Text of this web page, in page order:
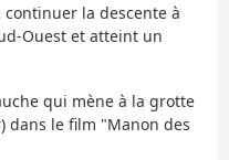
la descente à
Ouest et atteint un
qui mène à la grotte
dans le film "Manon des